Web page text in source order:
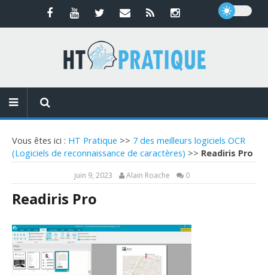
Vous êtes ici : HT Pratique >> 7 des meilleurs logiciels OCR
(Logiciels de reconnaissance de caractères) >> Readiris Pro
juin 9, 2023 Alain Roache 0
Readiris Pro